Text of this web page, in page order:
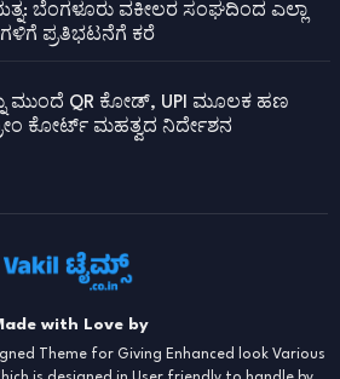
ಬೆಂಗಳೂರು ವಕೀಲರ ಸಂಘದಿಂದ ಎಲ್ಲಾ
ಪ್ರತಿಭಟನೆಗೆ ಕರೆ
ಮುಂದೆ QR ಕೋಡ್, UPI ಮೂಲಕ ಹಣ
ಕೋರ್ಟ್ ಮಹತ್ವದ ನಿರ್ದೇಶನ
with Love by
Theme for Giving Enhanced look Various